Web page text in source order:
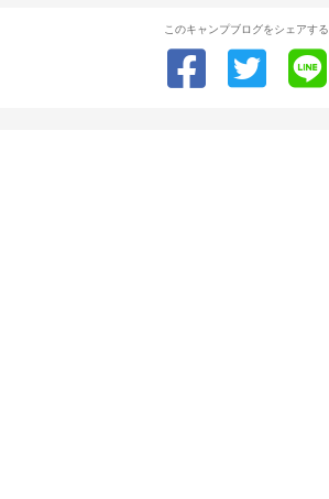
このキャンプブログをシェアする